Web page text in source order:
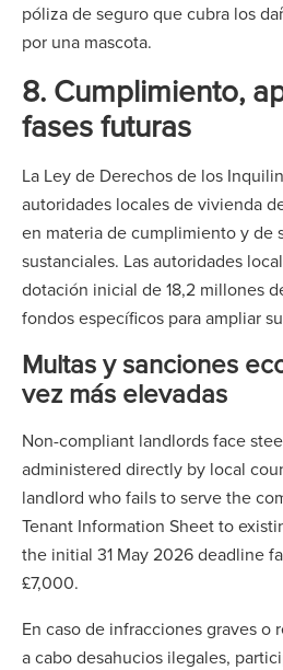
póliza de seguro que cubra los
por una mascota.
8. Cumplimiento,
fases futuras
La Ley de Derechos de los
autoridades locales de vivienda
en materia de cumplimiento y de
sustanciales. Las autoridades
dotación inicial de 18,2 millones
fondos específicos para ampliar
Multas y sanciones
vez más elevadas
Non-compliant landlords face
administered directly by local
landlord who fails to serve the
Tenant Information Sheet to
the initial 31 May 2026 deadline
£7,000.
En caso de infracciones graves
a cabo desahucios ilegales,